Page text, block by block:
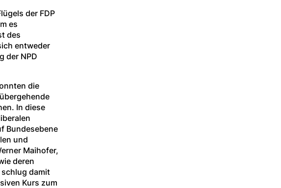
der FDP
es
des
entweder
der NPD
die
In diese
Bundesebene
und
Maihofer,
deren
schlug damit
Kurs zum